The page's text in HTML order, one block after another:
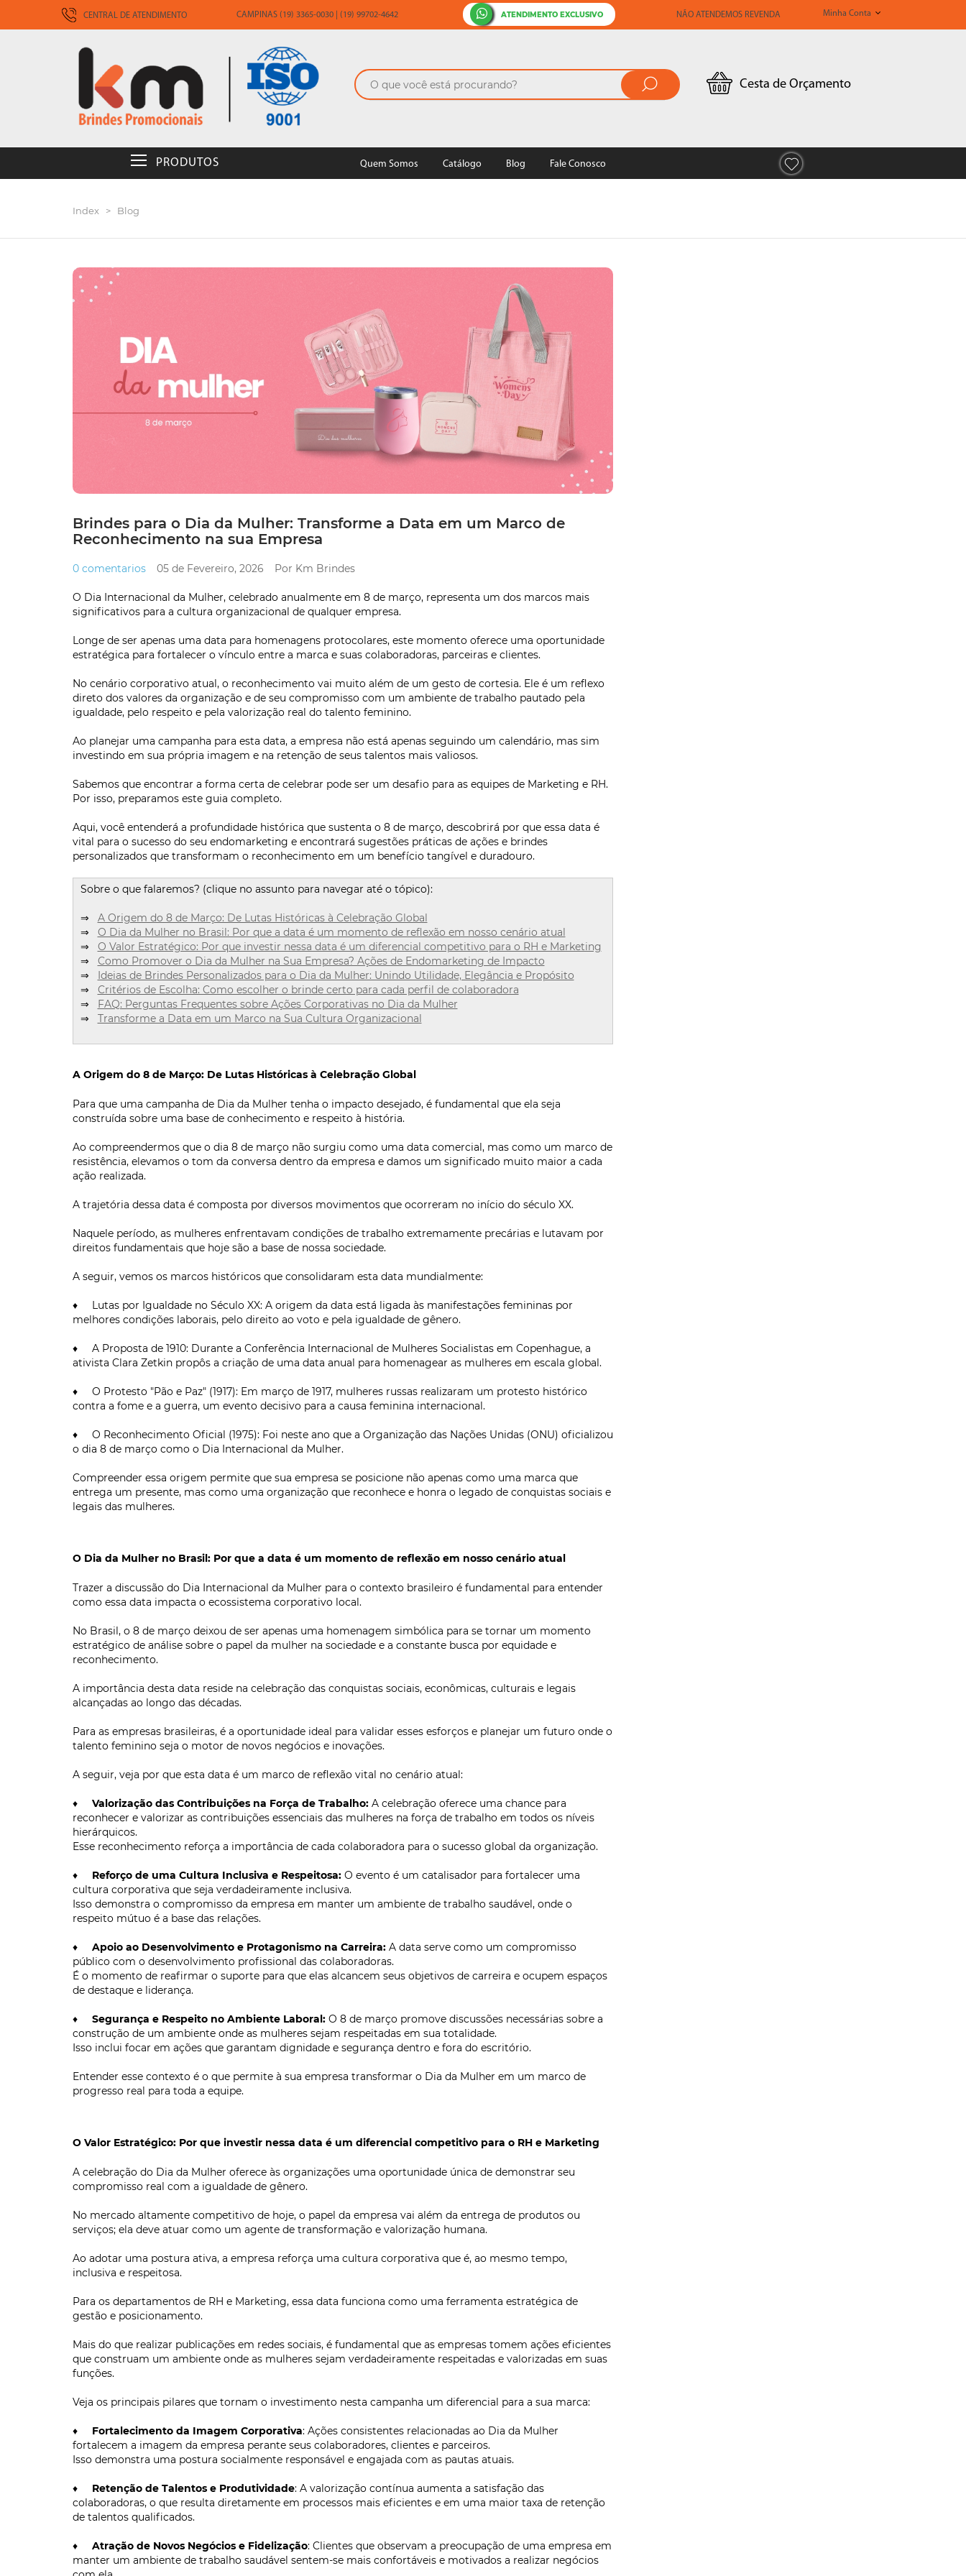
CENTRAL DE ATENDIMENTO CAMPINAS (19) 3365-0030 | (19) 99702-4642 ATENDIMENTO EXCLUSIVO NÃO ATENDEMOS REVENDA Minha Conta
Cesta de Orçamento
PRODUTOS Quem Somos Catálogo Blog Fale Conosco
Index > Blog
Brindes para o Dia da Mulher: Transforme a Data em um Marco de
Reconhecimento na sua Empresa
0 comentarios 05 de Fevereiro, 2026 Por Km Brindes
O Dia Internacional da Mulher, celebrado anualmente em 8 de março, representa um dos marcos mais
significativos para a cultura organizacional de qualquer empresa.
Longe de ser apenas uma data para homenagens protocolares, este momento oferece uma oportunidade
estratégica para fortalecer o vínculo entre a marca e suas colaboradoras, parceiras e clientes.
No cenário corporativo atual, o reconhecimento vai muito além de um gesto de cortesia. Ele é um reflexo
direto dos valores da organização e de seu compromisso com um ambiente de trabalho pautado pela
igualdade, pelo respeito e pela valorização real do talento feminino.
Ao planejar uma campanha para esta data, a empresa não está apenas seguindo um calendário, mas sim
investindo em sua própria imagem e na retenção de seus talentos mais valiosos.
Sabemos que encontrar a forma certa de celebrar pode ser um desafio para as equipes de Marketing e RH.
Por isso, preparamos este guia completo.
Aqui, você entenderá a profundidade histórica que sustenta o 8 de março, descobrirá por que essa data é
vital para o sucesso do seu endomarketing e encontrará sugestões práticas de ações e brindes
personalizados que transformam o reconhecimento em um benefício tangível e duradouro.
Sobre o que falaremos? (clique no assunto para navegar até o tópico):
⇒ A Origem do 8 de Março: De Lutas Históricas à Celebração Global
⇒ O Dia da Mulher no Brasil: Por que a data é um momento de reflexão em nosso cenário atual
⇒ O Valor Estratégico: Por que investir nessa data é um diferencial competitivo para o RH e Marketing
⇒ Como Promover o Dia da Mulher na Sua Empresa? Ações de Endomarketing de Impacto
⇒ Ideias de Brindes Personalizados para o Dia da Mulher: Unindo Utilidade, Elegância e Propósito
⇒ Critérios de Escolha: Como escolher o brinde certo para cada perfil de colaboradora
⇒ FAQ: Perguntas Frequentes sobre Ações Corporativas no Dia da Mulher
⇒ Transforme a Data em um Marco na Sua Cultura Organizacional
A Origem do 8 de Março: De Lutas Históricas à Celebração Global
Para que uma campanha de Dia da Mulher tenha o impacto desejado, é fundamental que ela seja
construída sobre uma base de conhecimento e respeito à história.
Ao compreendermos que o dia 8 de março não surgiu como uma data comercial, mas como um marco de
resistência, elevamos o tom da conversa dentro da empresa e damos um significado muito maior a cada
ação realizada.
A trajetória dessa data é composta por diversos movimentos que ocorreram no início do século XX.
Naquele período, as mulheres enfrentavam condições de trabalho extremamente precárias e lutavam por
direitos fundamentais que hoje são a base de nossa sociedade.
A seguir, vemos os marcos históricos que consolidaram esta data mundialmente:
♦ Lutas por Igualdade no Século XX: A origem da data está ligada às manifestações femininas por
melhores condições laborais, pelo direito ao voto e pela igualdade de gênero.
♦ A Proposta de 1910: Durante a Conferência Internacional de Mulheres Socialistas em Copenhague, a
ativista Clara Zetkin propôs a criação de uma data anual para homenagear as mulheres em escala global.
♦ O Protesto "Pão e Paz" (1917): Em março de 1917, mulheres russas realizaram um protesto histórico
contra a fome e a guerra, um evento decisivo para a causa feminina internacional.
♦ O Reconhecimento Oficial (1975): Foi neste ano que a Organização das Nações Unidas (ONU) oficializou
o dia 8 de março como o Dia Internacional da Mulher.
Compreender essa origem permite que sua empresa se posicione não apenas como uma marca que
entrega um presente, mas como uma organização que reconhece e honra o legado de conquistas sociais e
legais das mulheres.
O Dia da Mulher no Brasil: Por que a data é um momento de reflexão em nosso cenário atual
Trazer a discussão do Dia Internacional da Mulher para o contexto brasileiro é fundamental para entender
como essa data impacta o ecossistema corporativo local.
No Brasil, o 8 de março deixou de ser apenas uma homenagem simbólica para se tornar um momento
estratégico de análise sobre o papel da mulher na sociedade e a constante busca por equidade e
reconhecimento.
A importância desta data reside na celebração das conquistas sociais, econômicas, culturais e legais
alcançadas ao longo das décadas.
Para as empresas brasileiras, é a oportunidade ideal para validar esses esforços e planejar um futuro onde o
talento feminino seja o motor de novos negócios e inovações.
A seguir, veja por que esta data é um marco de reflexão vital no cenário atual:
♦ Valorização das Contribuições na Força de Trabalho:A celebração oferece uma chance para
reconhecer e valorizar as contribuições essenciais das mulheres na força de trabalho em todos os níveis
hierárquicos.
Esse reconhecimento reforça a importância de cada colaboradora para o sucesso global da organização.
♦ Reforço de uma Cultura Inclusiva e Respeitosa:O evento é um catalisador para fortalecer uma
cultura corporativa que seja verdadeiramente inclusiva.
Isso demonstra o compromisso da empresa em manter um ambiente de trabalho saudável, onde o
respeito mútuo é a base das relações.
♦ Apoio ao Desenvolvimento e Protagonismo na Carreira:A data serve como um compromisso
público com o desenvolvimento profissional das colaboradoras.
É o momento de reafirmar o suporte para que elas alcancem seus objetivos de carreira e ocupem espaços
de destaque e liderança.
♦ Segurança e Respeito no Ambiente Laboral:O 8 de março promove discussões necessárias sobre a
construção de um ambiente onde as mulheres sejam respeitadas em sua totalidade.
Isso inclui focar em ações que garantam dignidade e segurança dentro e fora do escritório.
Entender esse contexto é o que permite à sua empresa transformar o Dia da Mulher em um marco de
progresso real para toda a equipe.
O Valor Estratégico: Por que investir nessa data é um diferencial competitivo para o RH e Marketing
A celebração do Dia da Mulher oferece às organizações uma oportunidade única de demonstrar seu
compromisso real com a igualdade de gênero.
No mercado altamente competitivo de hoje, o papel da empresa vai além da entrega de produtos ou
serviços; ela deve atuar como um agente de transformação e valorização humana.
Ao adotar uma postura ativa, a empresa reforça uma cultura corporativa que é, ao mesmo tempo,
inclusiva e respeitosa.
Para os departamentos de RH e Marketing, essa data funciona como uma ferramenta estratégica de
gestão e posicionamento.
Mais do que realizar publicações em redes sociais, é fundamental que as empresas tomem ações eficientes
que construam um ambiente onde as mulheres sejam verdadeiramente respeitadas e valorizadas em suas
funções.
Veja os principais pilares que tornam o investimento nesta campanha um diferencial para a sua marca:
♦ Fortalecimento da Imagem Corporativa: Ações consistentes relacionadas ao Dia da Mulher
fortalecem a imagem da empresa perante seus colaboradores, clientes e parceiros.
Isso demonstra uma postura socialmente responsável e engajada com as pautas atuais.
♦ Retenção de Talentos e Produtividade: A valorização contínua aumenta a satisfação das
colaboradoras, o que resulta diretamente em processos mais eficientes e em uma maior taxa de retenção
de talentos qualificados.
♦ Atração de Novos Negócios e Fidelização: Clientes que observam a preocupação de uma empresa em
manter um ambiente de trabalho saudável sentem-se mais confortáveis e motivados a realizar negócios